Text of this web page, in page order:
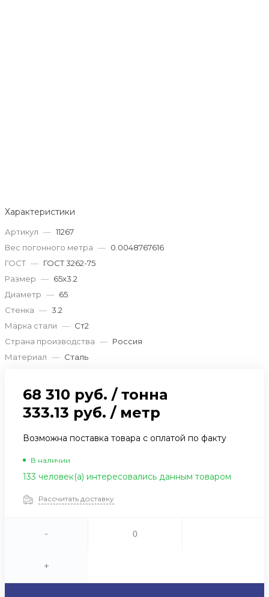
Характеристики
Артикул — 11267
Вес погонного метра — 0.0048767616
ГОСТ — ГОСТ 3262-75
Размер — 65x3.2
Диаметр — 65
Стенка — 3.2
Марка стали — Ст2
Страна производства — Россия
Материал — Сталь
68 310 руб. / тонна
333.13 руб. / метр
Возможна поставка товара с оплатой по факту
В наличии
133 человек(а) интересовались данным товаром
Рассчитать доставку
-
+